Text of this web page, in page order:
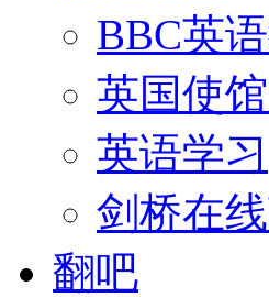
BBC英
英国使
英语学习
剑桥在
翻吧